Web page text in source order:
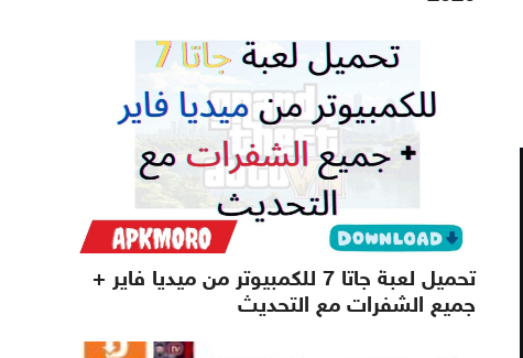
تحميل لعبة جاتا 7 للكمبيوتر من ميديا فاير +
جميع الشفرات مع التحديث